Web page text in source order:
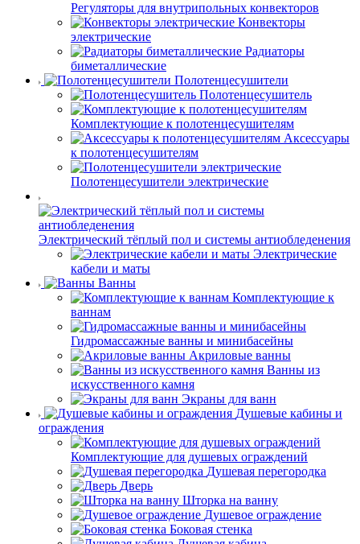
Регуляторы для внутрипольных конвекторов
Конвекторы
электрические
Радиаторы
биметаллические
Полотенцесушители
Полотенцесушитель
Комплектующие к полотенцесушителям
Аксессуары
к полотенцесушителям
Полотенцесушители электрические
Электрический тёплый пол и системы антиобледенения
Электрические
кабели и маты
Ванны
Комплектующие к
ваннам
Гидромассажные ванны и минибасейны
Акриловые ванны
Ванны из
искусственного камня
Экраны для ванн
Душевые кабины и
ограждения
Комплектующие для душевых ограждений
Душевая перегородка
Дверь
Шторка на ванну
Душевое ограждение
Боковая стенка